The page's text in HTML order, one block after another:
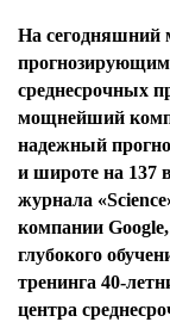
На сегодняшний
прогнозирующим
среднесрочных
мощнейший
надежный
и широте на 137
журнала
компании
глубокого
тренинга 40-
центра
Я согласен
защиты
Я согласен
защиты